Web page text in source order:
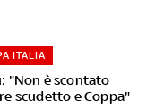
"Non è scontato
scudetto e Coppa"
ITALIA